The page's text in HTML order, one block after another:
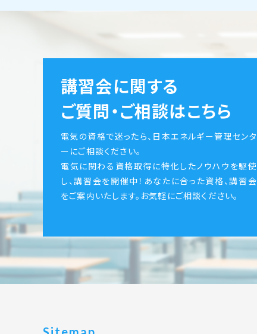
講習会に関する
ご質問・ご相談はこちら
電気の資格で迷ったら、日本エネルギー管理センタ
ーにご相談ください。
電気に関わる資格取得に特化したノウハウを駆使
し、講習会を開催中！あなたに合った資格、講習会
をご案内いたします。お気軽にご相談ください。